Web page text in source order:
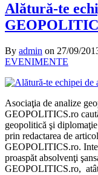
Alătură-te
By admin on 27/09/
EVENIMENTE
Asociaţia de analize
GEOPOLITICS.ro
geopolitică şi
prin redactarea de
GEOPOLITICS.ro.
proaspăt absolvenţi
GEOPOLITICS.ro,